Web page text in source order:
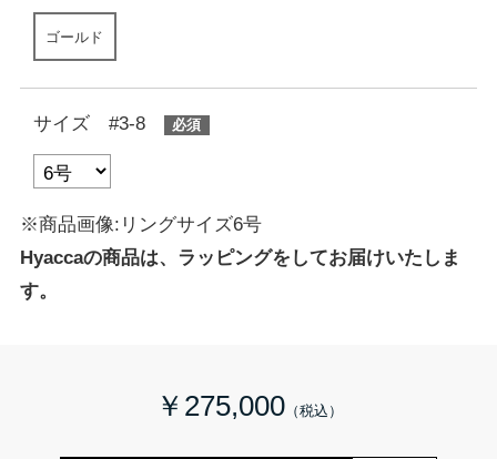
ゴールド
サイズ #3-8
※商品画像:リングサイズ6号
Hyaccaの商品は、ラッピングをしてお届けいたしま
す。
￥275,000